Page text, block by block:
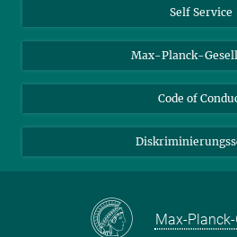
Nachhaltige und Bio-inspirierte
Self Service
Max-Planck-
Code of
Max-